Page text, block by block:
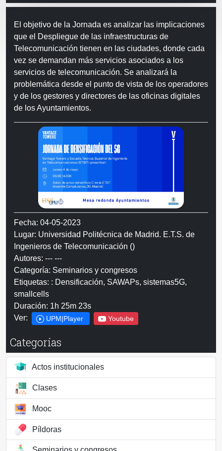
El objetivo de la Jornada es analizar las implicaciones
que el Despliegue de las infraestructuras de
Telecomunicación tienen en las ciudades, donde cada
vez se demandan más servicios asociados a los
servicios de telecomunicación. Se analizará la
problemática desde el punto de vista de los operadores
y de los gestores y directores de las oficinas digitales
de los Ayuntamientos.
Fecha: 04-05-2023
Lugar: Universidad Politécnica de Madrid. E.T.S. de
Ingenieros de Telecomunicación ()
Autores: --- ---
Categoría: Seminarios y congresos
Etiquetas: : Densificación, SAWAPs, sistemas5G,
smallcells
Duración: 1h 25m 23s
Ver:
UPM|Player Youtube
Categorías
Actos institucionales
Clases
Mooc
Píldoras